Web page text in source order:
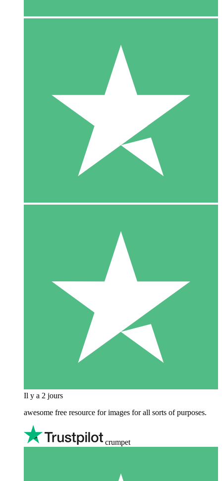
Il y a 2 jours
awesome free resource for images for all sorts of purposes.
crumpet